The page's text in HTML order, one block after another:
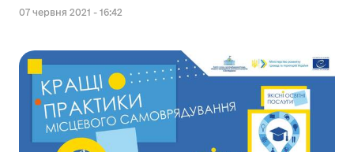
07 червня 2021 - 16:42